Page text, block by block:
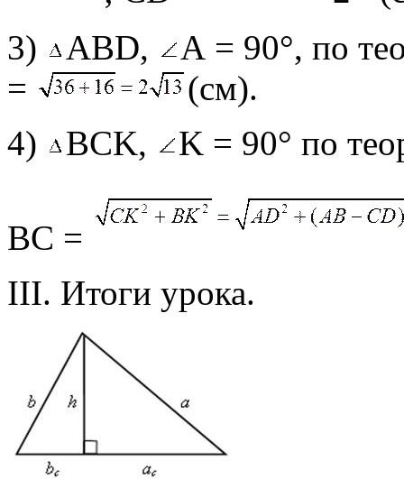
3)
АВD,
А = 90°, по
=
(см).
4)
ВСK, K = 90° по
ВС =
III. Итоги урока.